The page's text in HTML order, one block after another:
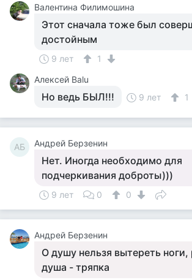
Валентина Филимошина
Этот сначала тоже был
достойным
9 лет
1
Алексей Balu
Но ведь БЫЛ!!! 9 лет 1
АБ Андрей Берзенин
Нет. Иногда необходимо для
подчеркивания доброты)))
9 лет 0 0
Андрей Берзенин
О душу нельзя вытереть ноги,
душа - тряпка